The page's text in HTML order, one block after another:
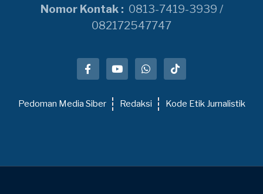
Nomor Kontak : 0813-7419-3939 /
082172547747
Pedoman Media Siber Redaksi Kode Etik Jurnalistik